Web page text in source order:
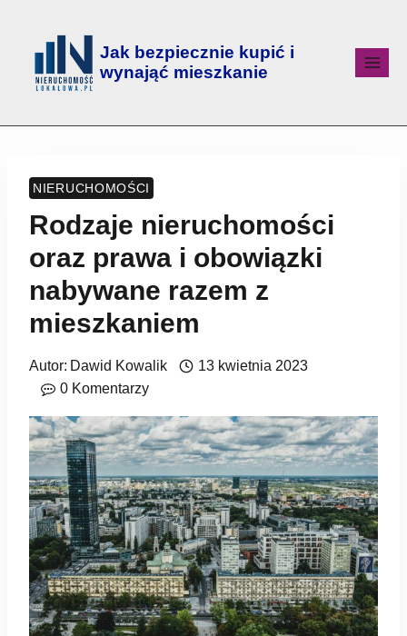
Jak bezpiecznie kupić i
wynająć mieszkanie
NIERUCHOMOŚCI
Rodzaje nieruchomości
oraz prawa i obowiązki
nabywane razem z
mieszkaniem
Autor: Dawid Kowalik
13 kwietnia 2023
0 Komentarzy